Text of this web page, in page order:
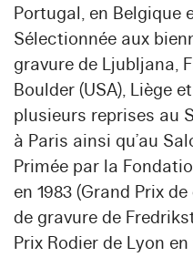
Portugal, en Belgique
Sélectionnée aux
gravure de Ljubljana,
Boulder (USA), Liège
plusieurs reprises au
à Paris ainsi qu’au
Primée par la
en 1983 (Grand Prix
de gravure de
Prix Rodier de Lyon en